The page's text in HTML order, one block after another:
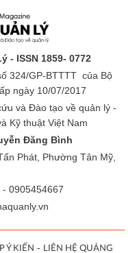
NHÂN VẬT
- ISSN 1859- 0772
324/GP-BTTTT của Bộ
ngày 10/07/2017
và Đào tạo về quản lý -
Đăng Bình
Phát, Phường Tân Mỹ,